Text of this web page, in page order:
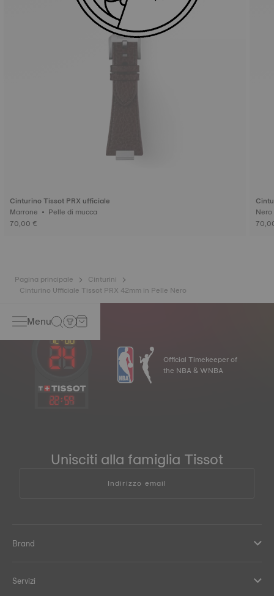
Cinturino Tissot PRX ufficiale
Marrone • Pelle di mucca
70,00 €
Pagina principale
Cinturini
Cinturino Ufficiale Tissot PRX 42mm in Pelle Nero
Menu
22:59
Official Timekeeper of
the NBA & WNBA
Unisciti alla famiglia Tissot
Indirizzo email
Brand
Servizi